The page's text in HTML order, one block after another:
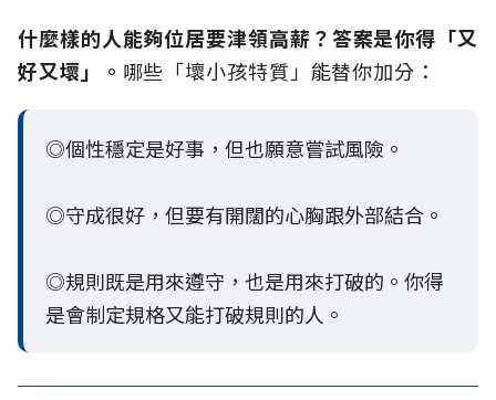
什麼樣的人能夠位居要津領高薪？答案是你得「又
好又壞」。 哪些「壞小孩特質」能替你加分：
◎個性穩定是好事，但也願意嘗試風險。
◎守成很好，但要有開闊的心胸跟外部結合。
◎規則既是用來遵守，也是用來打破的。你得
是會制定規格又能打破規則的人。